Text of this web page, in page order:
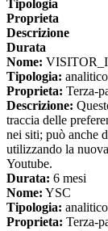
Tipologia
Proprieta
Descrizione
Durata
Nome:
Tipologia: analitico
Proprieta: Terza-
Descrizione:
traccia delle
nei siti; può anche
utilizzando la
Youtube.
Durata: 6 mesi
Nome: YSC
Tipologia: analitico
Proprieta: Terza-